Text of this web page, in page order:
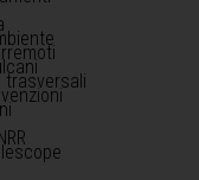
trasversali